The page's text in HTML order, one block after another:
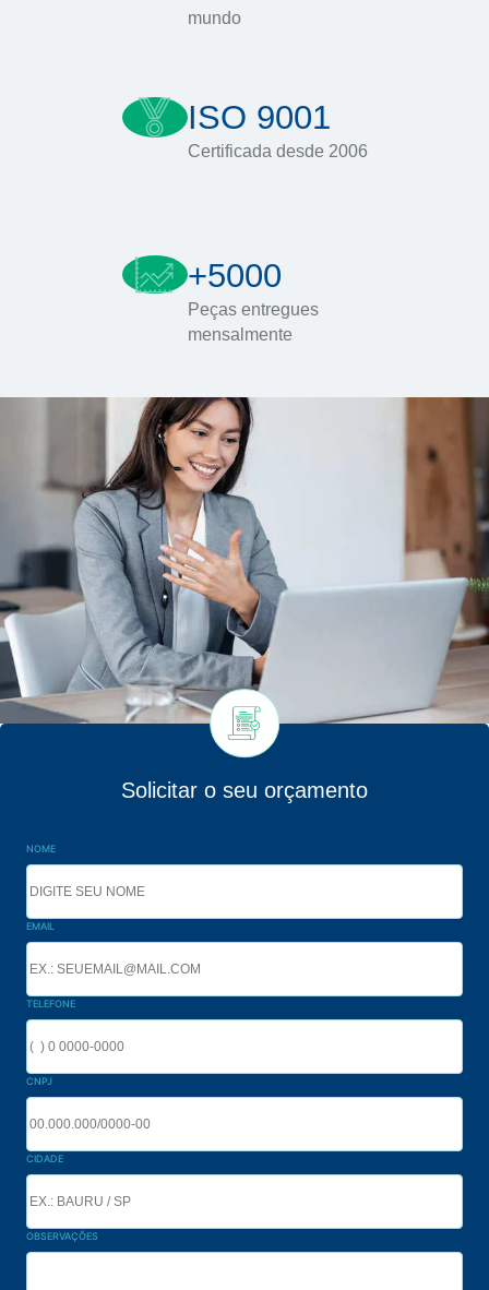
mundo
ISO 9001
Certificada desde 2006
+5000
Peças entregues
mensalmente
Solicitar o seu orçamento
NOME
EMAIL
TELEFONE
CNPJ
CIDADE
OBSERVAÇÕES